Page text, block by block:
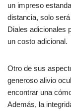
un impreso
distancia, solo
Diales adicionales
un costo adicional.
Otro de sus
generoso alivio
encontrar una
Además, la